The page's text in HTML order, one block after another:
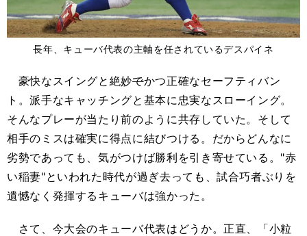
長年、キューバ代表の主軸を任されているデスパイネ
豪快なスイングと絶妙でかつ正確なセーフティバン
ト。派手なキャッチングと基本に忠実なスローイング。
そんなプレーが当たり前のように共存していた。そして
相手のミスは確実に得点に結びつける。だからどんなに
劣勢であっても、気がつけば勝利を引き寄せている。"赤
い稲妻"といわれた時代が過ぎ去っても、試合巧者ぶりを
遺憾なく発揮するキューバは強かった。
さて、今大会のキューバ代表はどうか。正直、「小粒